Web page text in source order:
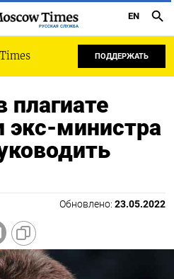
РУССКАЯ СЛУЖБА
EN
ПОДДЕРЖАТЬ
плагиате
экс-министра
Обновлено: 23.05.2022